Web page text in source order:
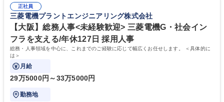
業務をお任せします。残業も基本的には発生せず、ご自身のペースで業務
を進めやすく定着率の高い環境です。 募集職種 東京【経理・総務】週1日
出社程度のリモート中心/残業基本無/独立系ファーム
【働き方について】現在は週4日程度の在宅勤務を実施しており、ワーク
ライフバランスを重視する方に最適な環境です（フルリモートも面接で相
談可）。【求める人物像】幅広いバックオフィス業務に柔軟に対応でき、
社内外と円滑にコミュニケーションを取りながら業務を推進できる方 学
歴・資格 学歴：大学院 大学 高専 短大 専修学校 高校 語学力： 資格：
正社員
三菱電機プラントエンジニアリング株式会社
【大阪】総務人事<未経験歓迎> 三菱電機G・社会イン
フラを支える/年休127日 採用人事
総務・人事領域を中心に、これまでのご経験に応じて幅広くお任せします。 ＜具体的に
は＞
月給
29万5000円～33万5000円
勤務地